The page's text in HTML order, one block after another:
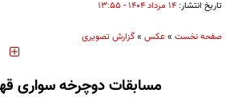
تاریخ انتشار: ۱۴ مرداد ۱۴۰۴ - ۱۳:۵۵
صفحه نخست »عکس »گزارش تصویری
مسابقات دوچرخه سواری